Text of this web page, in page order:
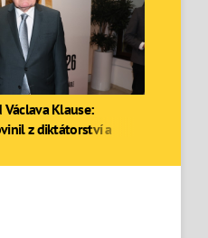
Klause:
z diktátorství a